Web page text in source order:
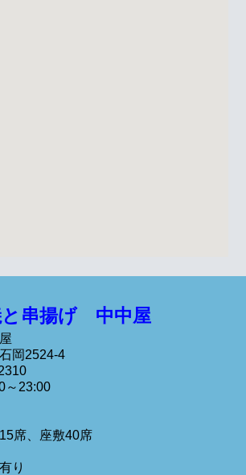
と串揚げ 中中屋
石岡2524-4
～23:00
5席、 座敷40席
有り